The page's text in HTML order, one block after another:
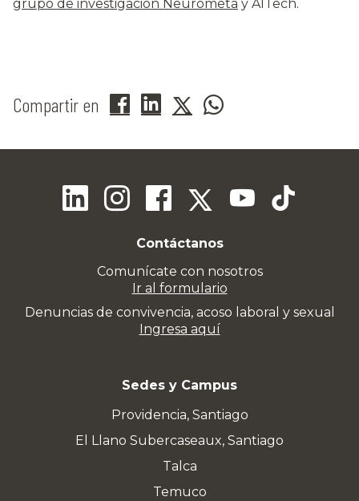
grupo de investigación Neurometa y AlTech.
Compartir en
Contáctanos
Comunícate con nosotros
Ir al formulario
Denuncias de convivencia, acoso laboral y sexual
Ingresa aquí
Sedes y Campus
Providencia, Santiago
El Llano Subercaseaux, Santiago
Talca
Temuco